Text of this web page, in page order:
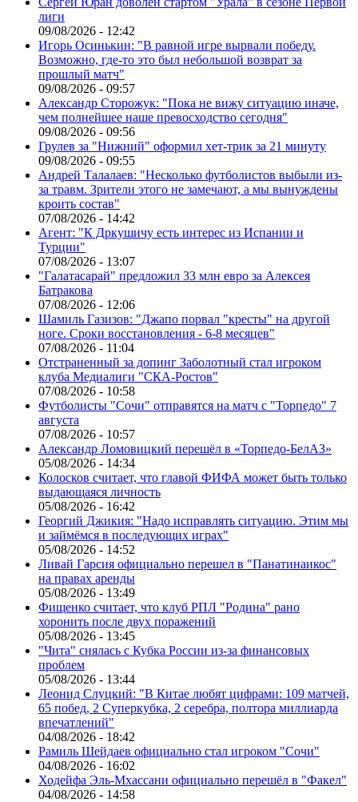
лиги
09/08/2026 - 12:42
Игорь Осинькин: "В равной игре вырвали победу.
Возможно, где-то это был небольшой возврат за
прошлый матч"
09/08/2026 - 09:57
Александр Сторожук: "Пока не вижу ситуацию иначе,
чем полнейшее наше превосходство сегодня"
09/08/2026 - 09:56
Грулев за "Нижний" оформил хет-трик за 21 минуту
09/08/2026 - 09:55
Андрей Талалаев: "Несколько футболистов выбыли из-
за травм. Зрители этого не замечают, а мы вынуждены
кроить состав"
07/08/2026 - 14:42
Агент: "К Дркушичу есть интерес из Испании и
Турции"
07/08/2026 - 13:07
"Галатасарай" предложил 33 млн евро за Алексея
Батракова
07/08/2026 - 12:06
Шамиль Газизов: "Джапо порвал "кресты" на другой
ноге. Сроки восстановления - 6-8 месяцев"
07/08/2026 - 11:04
Отстраненный за допинг Заболотный стал игроком
клуба Медиалиги "СКА-Ростов"
07/08/2026 - 10:58
Футболисты "Сочи" отправятся на матч с "Торпедо" 7
августа
07/08/2026 - 10:57
Александр Ломовицкий перешёл в «Торпедо-БелАЗ»
05/08/2026 - 14:34
Колосков считает, что главой ФИФА может быть только
выдающаяся личность
05/08/2026 - 16:42
Георгий Джикия: "Надо исправлять ситуацию. Этим мы
и займёмся в последующих играх"
05/08/2026 - 14:52
Ливай Гарсия официально перешел в "Панатинаикос"
на правах аренды
05/08/2026 - 13:49
Фищенко считает, что клуб РПЛ "Родина" рано
хоронить после двух поражений
05/08/2026 - 13:45
"Чита" снялась с Кубка России из-за финансовых
проблем
05/08/2026 - 13:44
Леонид Слуцкий: "В Китае любят цифрами: 109 матчей,
65 побед, 2 Суперкубка, 2 серебра, полтора миллиарда
впечатлений"
04/08/2026 - 18:42
Рамиль Шейдаев официально стал игроком "Сочи"
04/08/2026 - 16:02
Ходейфа Эль-Мхассани официально перешёл в "Факел"
04/08/2026 - 14:58